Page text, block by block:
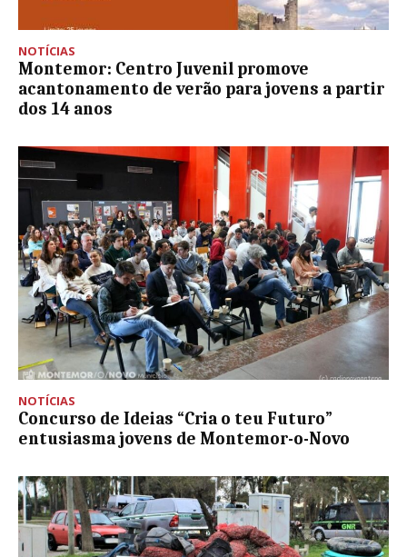
NOTÍCIAS
Montemor: Centro Juvenil promove
acantonamento de verão para jovens a partir
dos 14 anos
NOTÍCIAS
Concurso de Ideias “Cria o teu Futuro”
entusiasma jovens de Montemor-o-Novo